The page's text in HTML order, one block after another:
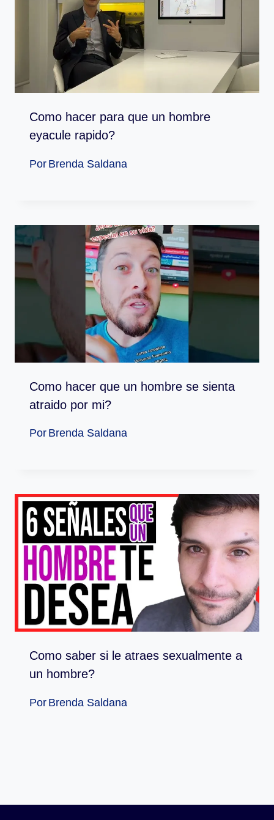
Como hacer para que un hombre
eyacule rapido?
Por Brenda Saldana
Como hacer que un hombre se sienta
atraido por mi?
Por Brenda Saldana
Como saber si le atraes sexualmente a
un hombre?
Por Brenda Saldana